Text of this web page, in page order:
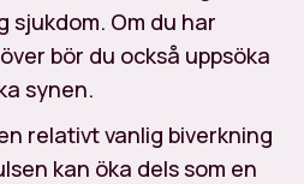
sjukdom. Om du har
bör du också uppsöka
synen.
relativt vanlig biverkning
kan öka dels som en